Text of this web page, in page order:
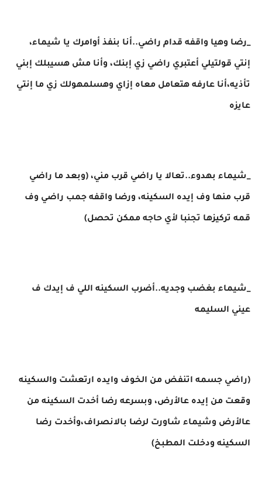
_رضا وهيا واقفه قدام راضي..أنا بنفذ أوامرك يا شيماء،
إنتي قولتيلي أعتبري راضي زي إبنك، وأنا مش هسيبلك إبني
تأذيه،أنا عارفه هتعامل معاه إزاي وهسلمهولك زي ما إنتي
عايزه
_شيماء بهدوء..تعالا يا راضي قرب مني، (وبعد ما راضي
قرب منها وف إيده السكينه، ورضا واقفه جمب راضي وف
قمه تركيزها تجنبا لأي حاجه ممكن تحصل)
_شيماء بغضب وجديه..أضرب السكينه اللي ف إيدك ف
عيني السليمه
(راضي جسمه اتنفض من الخوف وايده ارتعشت والسكينه
وقعت من إيده عالأرض، وبسرعه رضا أخدت السكينه من
عالأرض وشيماء شاورت لرضا بالانصراف،وأخدت رضا
السكينه ودخلت المطبخ)